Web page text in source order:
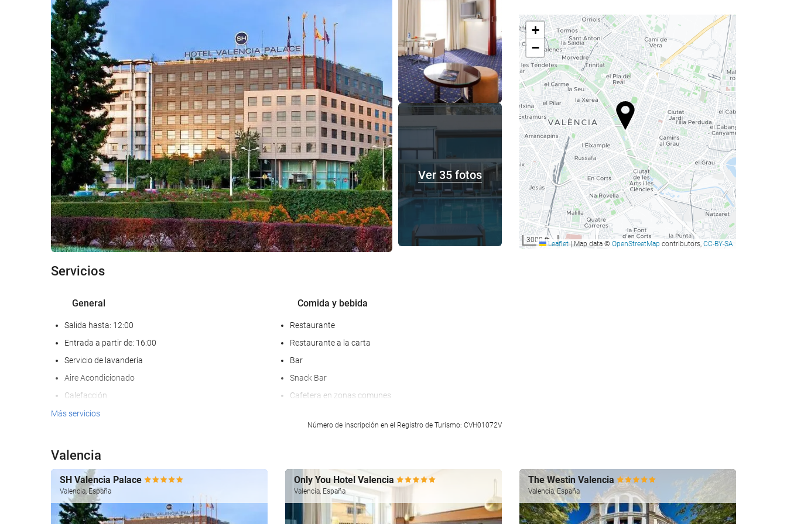
Ver 35 fotos
Servicios
General
Salida hasta: 12:00
Entrada a partir de: 16:00
Servicio de lavandería
Aire Acondicionado
Calefacción
Ascensor
Hotel no fumadores
Habitaciones insonorizadas
No admite mascotas
Comida y bebida
Restaurante
Restaurante a la carta
Bar
Snack Bar
Cafetera en zonas comunes
Servicio de picnic
Más servicios
Número de inscripción en el Registro de Turismo: CVH01072V
+
−
3000 ftLeaflet | Map data © OpenStreetMap contributors, CC-BY-SA
Valencia
SH Valencia Palace
Valencia, España
Only You Hotel Valencia
Valencia, España
The Westin Valencia
Valencia, España